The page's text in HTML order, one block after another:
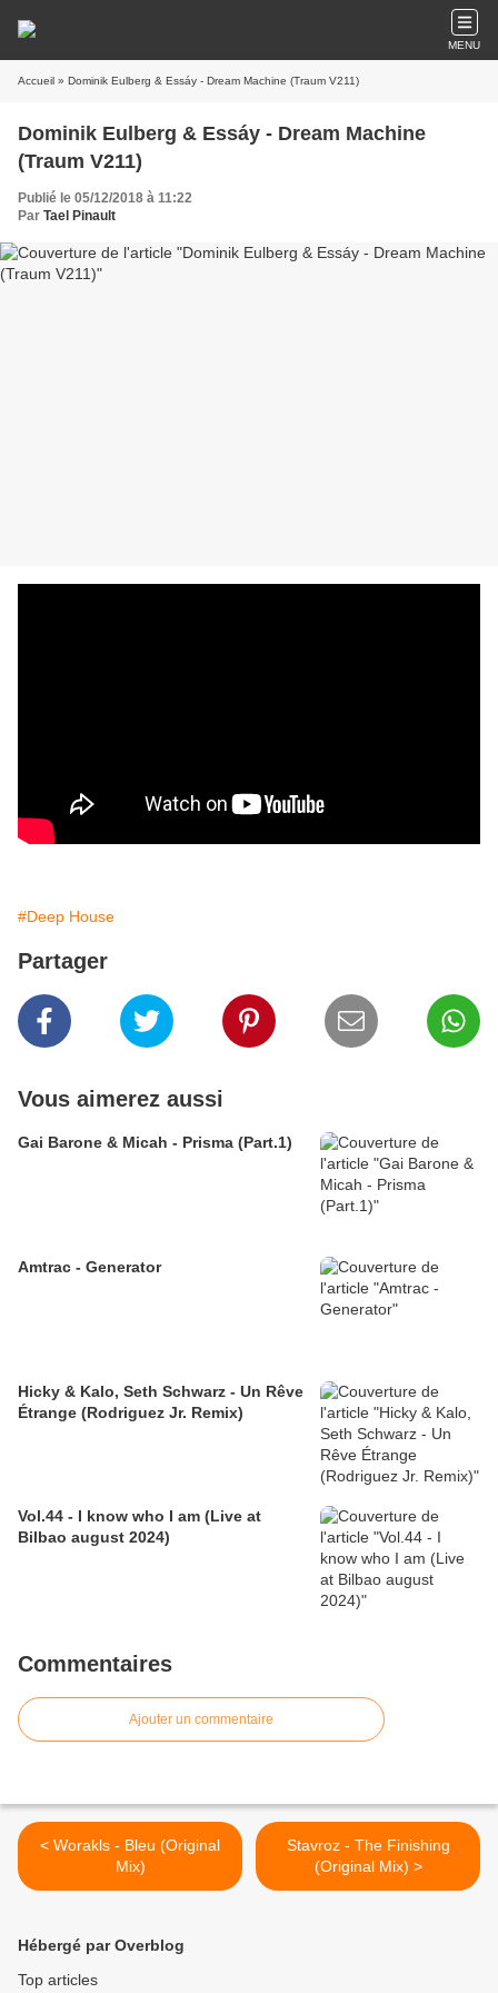
MENU
Accueil » Dominik Eulberg & Essáy - Dream Machine (Traum V211)
Dominik Eulberg & Essáy - Dream Machine
(Traum V211)
Publié le 05/12/2018 à 11:22
Par Tael Pinault
#Deep House
Partager
Vous aimerez aussi
Gai Barone & Micah - Prisma (Part.1)
Amtrac - Generator
Hicky & Kalo, Seth Schwarz - Un Rêve
Étrange (Rodriguez Jr. Remix)
Vol.44 - I know who I am (Live at
Bilbao august 2024)
Commentaires
Ajouter un commentaire
< Worakls - Bleu (Original
Mix)
Stavroz - The Finishing
(Original Mix) >
Hébergé par Overblog
Top articles